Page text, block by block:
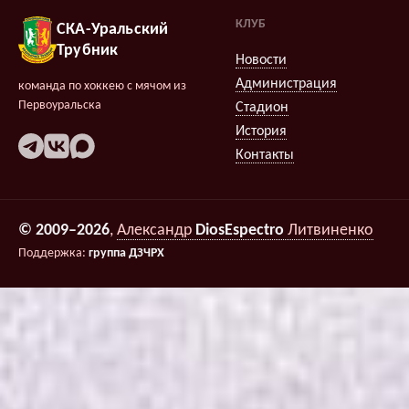
СКА-Уральский
Трубник
команда по хоккею с мячом из
Первоуральска
КЛУБ
Новости
Администрация
Стадион
История
Контакты
© 2009–2026, Александр DiosEspectro Литвиненко
Поддержка: группа ДЗЧРХ